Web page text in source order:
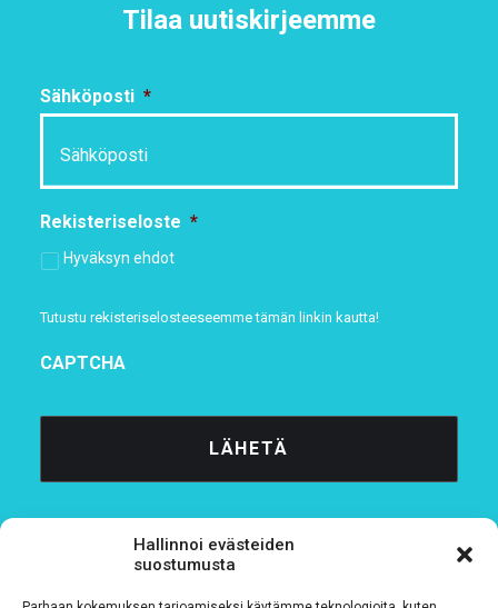
Hallinnoi evästeiden
suostumusta
Tilaa uutiskirjeemme
Sähköposti *
Rekisteriseloste *
Hyväksyn ehdot
Tutustu rekisteriselosteeseemmetämän linkin kautta!
CAPTCHA